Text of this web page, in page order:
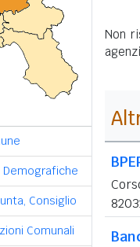
Consiglio
Comunali
Non